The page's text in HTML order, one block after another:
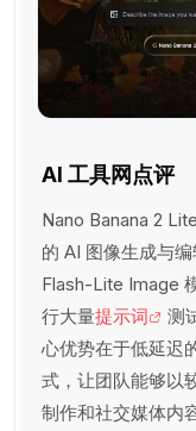
AI 工具网点评
Nano Banana 2
的 AI 图像生成与
Flash-Lite Image
行大量提示词
测
心优势在于低延迟
式，让团队能够以
制作和社交媒体内